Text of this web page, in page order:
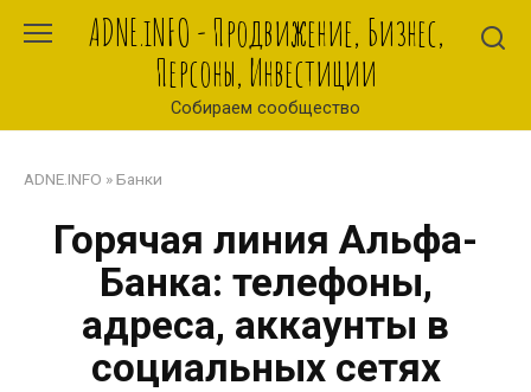
ADNE.iNFO - Продвижение, Бизнес,
Персоны, Инвестиции
Собираем сообщество
ADNE.INFO »Банки
Горячая линия Альфа-
Банка: телефоны,
адреса, аккаунты в
социальных сетях